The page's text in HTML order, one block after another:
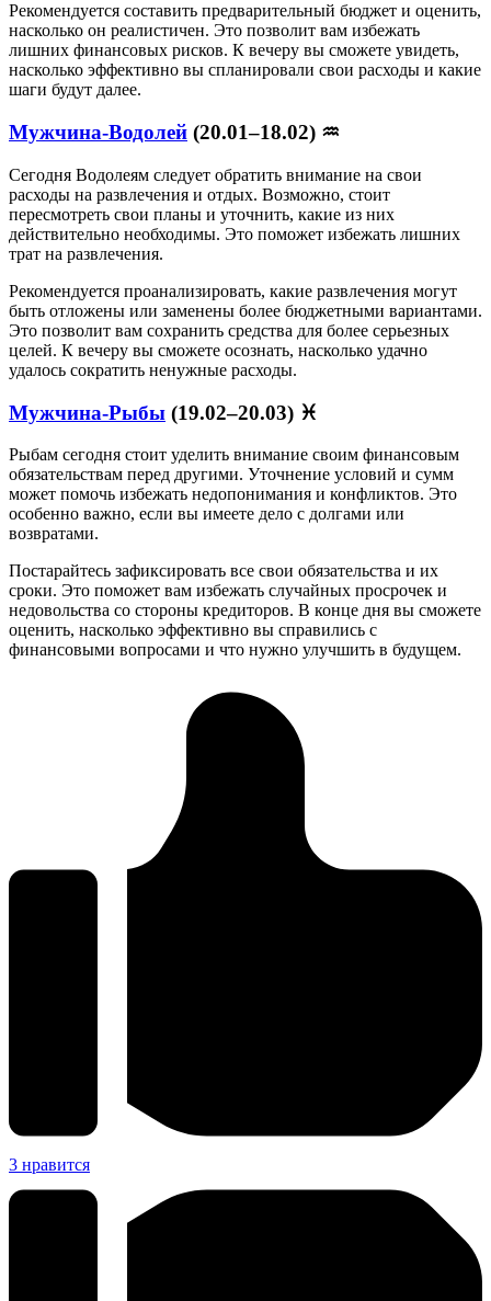
Рекомендуется составить предварительный бюджет и оценить,
насколько он реалистичен. Это позволит вам избежать
лишних финансовых рисков. К вечеру вы сможете увидеть,
насколько эффективно вы спланировали свои расходы и какие
шаги будут далее.
Мужчина-Водолей (20.01–18.02) ♒
Сегодня Водолеям следует обратить внимание на свои
расходы на развлечения и отдых. Возможно, стоит
пересмотреть свои планы и уточнить, какие из них
действительно необходимы. Это поможет избежать лишних
трат на развлечения.
Рекомендуется проанализировать, какие развлечения могут
быть отложены или заменены более бюджетными вариантами.
Это позволит вам сохранить средства для более серьезных
целей. К вечеру вы сможете осознать, насколько удачно
удалось сократить ненужные расходы.
Мужчина-Рыбы (19.02–20.03) ♓
Рыбам сегодня стоит уделить внимание своим финансовым
обязательствам перед другими. Уточнение условий и сумм
может помочь избежать недопонимания и конфликтов. Это
особенно важно, если вы имеете дело с долгами или
возвратами.
Постарайтесь зафиксировать все свои обязательства и их
сроки. Это поможет вам избежать случайных просрочек и
недовольства со стороны кредиторов. В конце дня вы сможете
оценить, насколько эффективно вы справились с
финансовыми вопросами и что нужно улучшить в будущем.
3 нравится